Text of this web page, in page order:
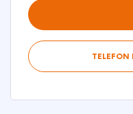
TELEFON